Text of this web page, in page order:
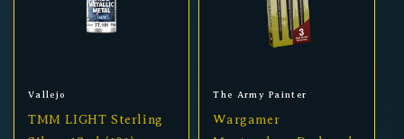
Anbieter:
Vallejo
TMM LIGHT Sterling
Anbieter:
The Army Painter
Wargamer